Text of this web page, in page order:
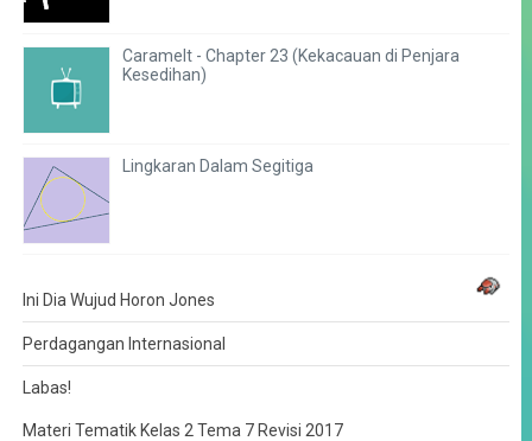
Caramelt - Chapter 23 (Kekacauan di Penjara
Kesedihan)
Lingkaran Dalam Segitiga
Ini Dia Wujud Horon Jones
Perdagangan Internasional
Labas!
Materi Tematik Kelas 2 Tema 7 Revisi 2017